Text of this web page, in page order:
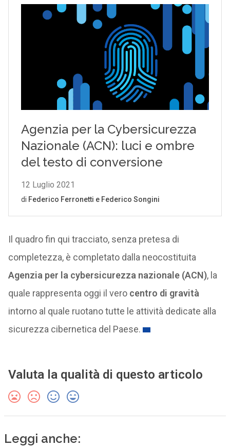
Il quadro fin qui tracciato, senza pretesa di
completezza, è completato dalla neocostituita
Agenzia per la cybersicurezza nazionale (ACN), la
quale rappresenta oggi il vero centro di gravità
intorno al quale ruotano tutte le attività dedicate alla
sicurezza cibernetica del Paese.
Valuta la qualità di questo articolo
Leggi anche: